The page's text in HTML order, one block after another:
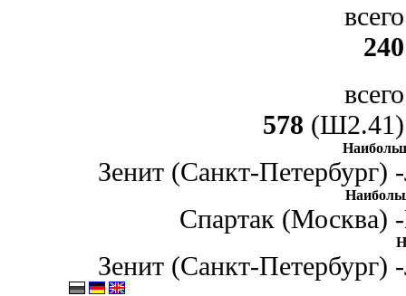
всего
240
всего
578 (Ш2.41)
Зенит (Санкт-Петербург) -
Спартак (Москва) -
Зенит (Санкт-Петербург) -